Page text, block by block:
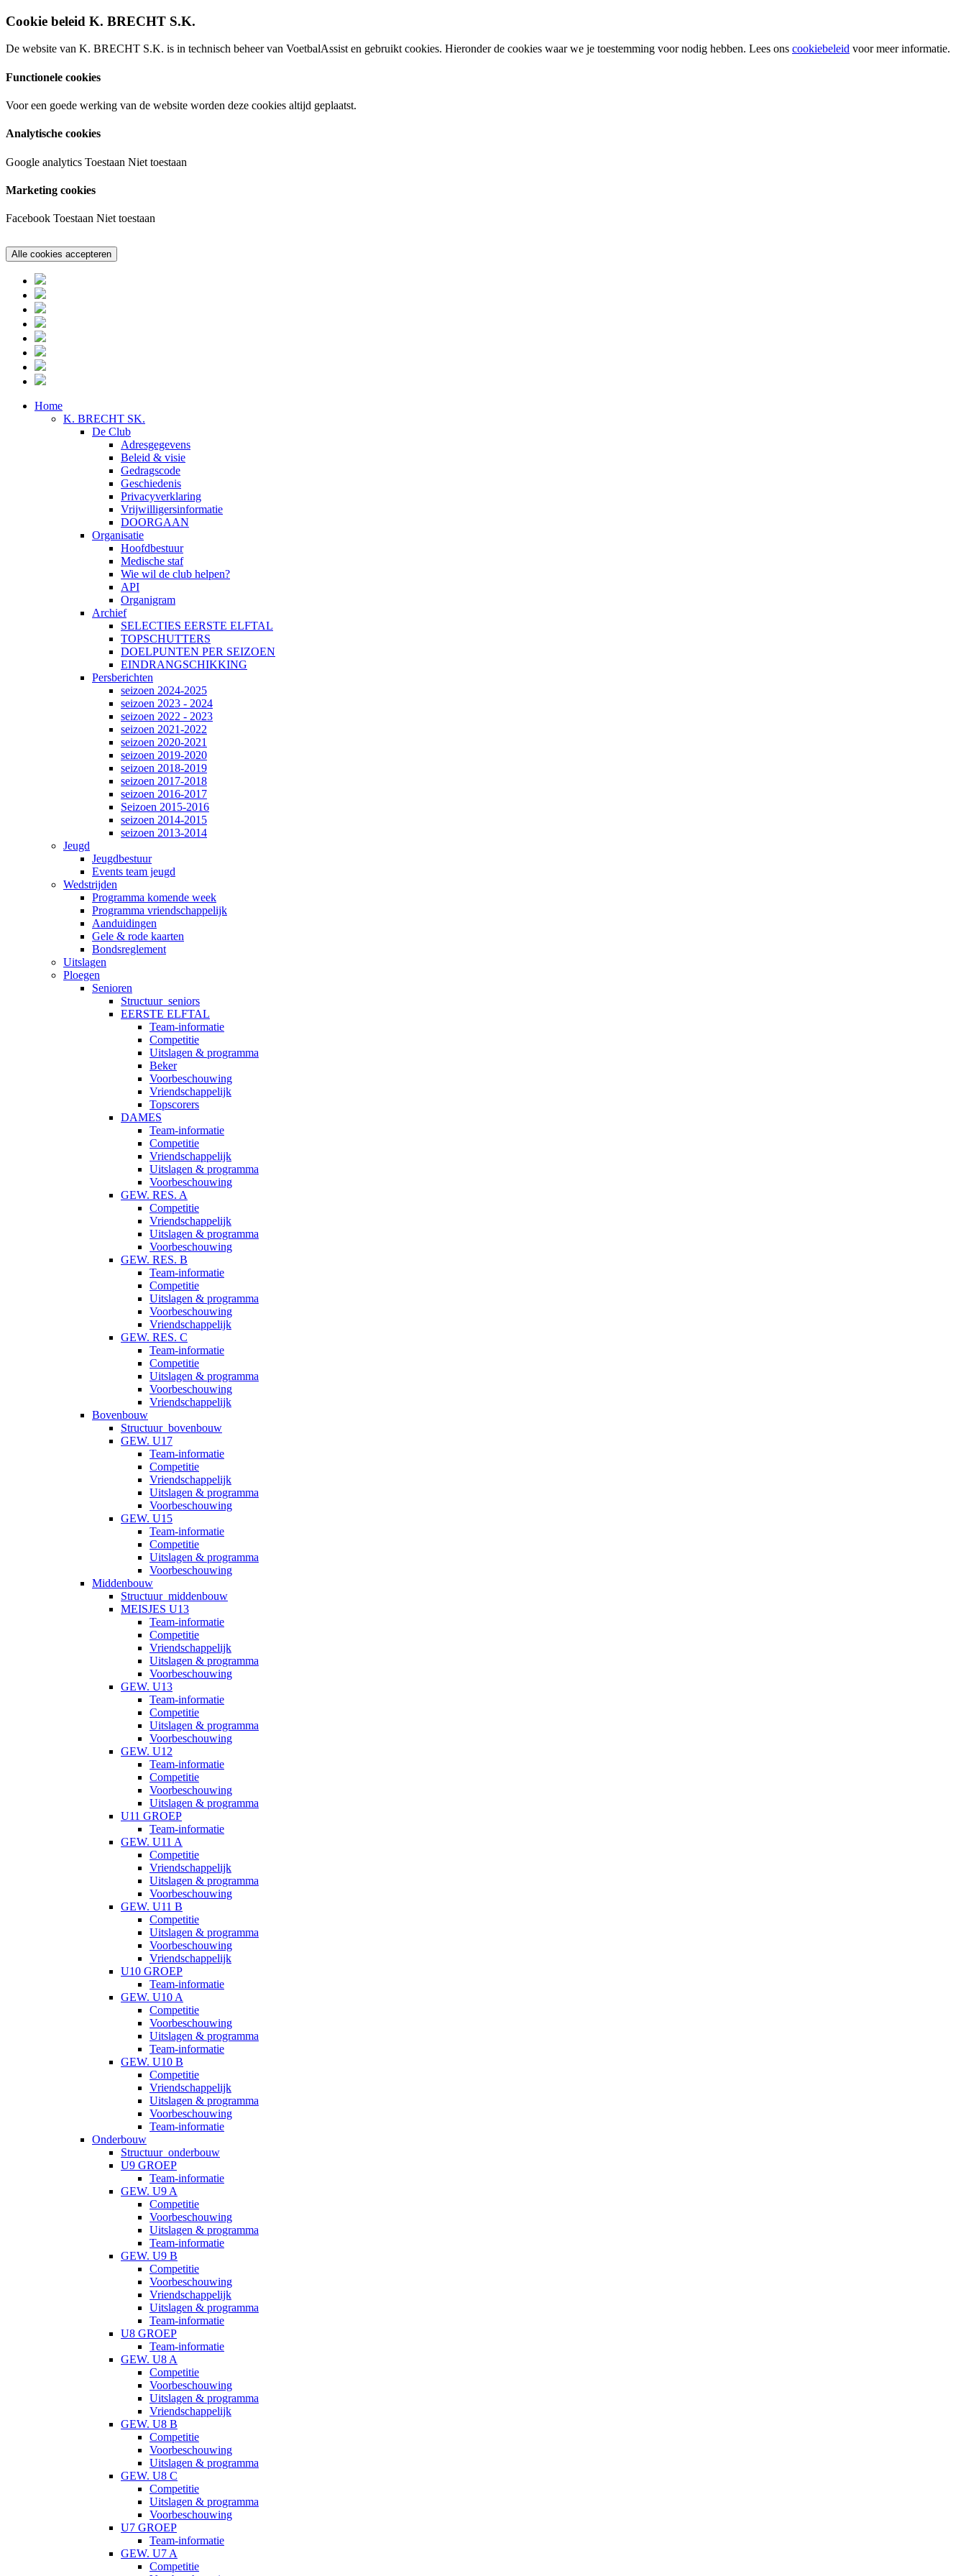
Cookie beleid K. BRECHT S.K.
De website van K. BRECHT S.K. is in technisch beheer van VoetbalAssist en gebruikt cookies. Hieronder de cookies waar we je toestemming voor nodig hebben. Lees ons cookiebeleid voor meer informatie.
Functionele cookies
Voor een goede werking van de website worden deze cookies altijd geplaatst.
Analytische cookies
Google analytics Toestaan Niet toestaan
Marketing cookies
Facebook Toestaan Niet toestaan
Home
K. BRECHT SK.
De Club
Adresgegevens
Beleid & visie
Gedragscode
Geschiedenis
Privacyverklaring
Vrijwilligersinformatie
DOORGAAN
Organisatie
Hoofdbestuur
Medische staf
Wie wil de club helpen?
API
Organigram
Archief
SELECTIES EERSTE ELFTAL
TOPSCHUTTERS
DOELPUNTEN PER SEIZOEN
EINDRANGSCHIKKING
Persberichten
seizoen 2024-2025
seizoen 2023 - 2024
seizoen 2022 - 2023
seizoen 2021-2022
seizoen 2020-2021
seizoen 2019-2020
seizoen 2018-2019
seizoen 2017-2018
seizoen 2016-2017
Seizoen 2015-2016
seizoen 2014-2015
seizoen 2013-2014
Jeugd
Jeugdbestuur
Events team jeugd
Wedstrijden
Programma komende week
Programma vriendschappelijk
Aanduidingen
Gele & rode kaarten
Bondsreglement
Uitslagen
Ploegen
Senioren
Structuur_seniors
EERSTE ELFTAL
Team-informatie
Competitie
Uitslagen & programma
Beker
Voorbeschouwing
Vriendschappelijk
Topscorers
DAMES
Team-informatie
Competitie
Vriendschappelijk
Uitslagen & programma
Voorbeschouwing
GEW. RES. A
Competitie
Vriendschappelijk
Uitslagen & programma
Voorbeschouwing
GEW. RES. B
Team-informatie
Competitie
Uitslagen & programma
Voorbeschouwing
Vriendschappelijk
GEW. RES. C
Team-informatie
Competitie
Uitslagen & programma
Voorbeschouwing
Vriendschappelijk
Bovenbouw
Structuur_bovenbouw
GEW. U17
Team-informatie
Competitie
Vriendschappelijk
Uitslagen & programma
Voorbeschouwing
GEW. U15
Team-informatie
Competitie
Uitslagen & programma
Voorbeschouwing
Middenbouw
Structuur_middenbouw
MEISJES U13
Team-informatie
Competitie
Vriendschappelijk
Uitslagen & programma
Voorbeschouwing
GEW. U13
Team-informatie
Competitie
Uitslagen & programma
Voorbeschouwing
GEW. U12
Team-informatie
Competitie
Voorbeschouwing
Uitslagen & programma
U11 GROEP
Team-informatie
GEW. U11 A
Competitie
Vriendschappelijk
Uitslagen & programma
Voorbeschouwing
GEW. U11 B
Competitie
Uitslagen & programma
Voorbeschouwing
Vriendschappelijk
U10 GROEP
Team-informatie
GEW. U10 A
Competitie
Voorbeschouwing
Uitslagen & programma
Team-informatie
GEW. U10 B
Competitie
Vriendschappelijk
Uitslagen & programma
Voorbeschouwing
Team-informatie
Onderbouw
Structuur_onderbouw
U9 GROEP
Team-informatie
GEW. U9 A
Competitie
Voorbeschouwing
Uitslagen & programma
Team-informatie
GEW. U9 B
Competitie
Voorbeschouwing
Vriendschappelijk
Uitslagen & programma
Team-informatie
U8 GROEP
Team-informatie
GEW. U8 A
Competitie
Voorbeschouwing
Uitslagen & programma
Vriendschappelijk
GEW. U8 B
Competitie
Voorbeschouwing
Uitslagen & programma
GEW. U8 C
Competitie
Uitslagen & programma
Voorbeschouwing
U7 GROEP
Team-informatie
GEW. U7 A
Competitie